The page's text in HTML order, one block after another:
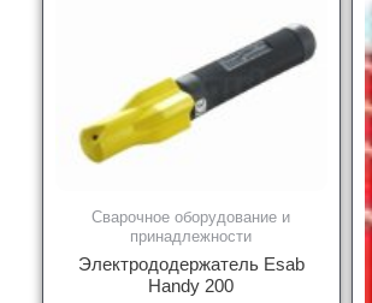
Сварочное оборудование и
принадлежности
Электрододержатель Esab
Handy 200